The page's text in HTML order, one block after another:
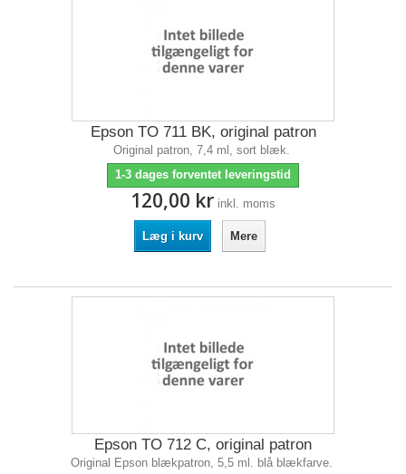
Epson TO 711 BK, original patron
Original patron, 7,4 ml, sort blæk.
1-3 dages forventet leveringstid
120,00 kr inkl. moms
Læg i kurv Mere
Epson TO 712 C, original patron
Original Epson blækpatron, 5,5 ml. blå blækfarve.